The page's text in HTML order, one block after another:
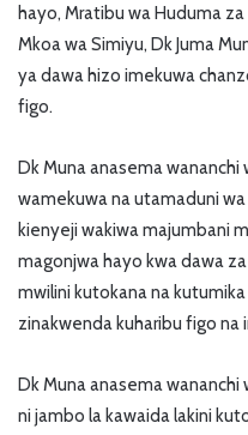
hayo, Mratibu wa Huduma
Mkoa wa Simiyu, Dk Juma
ya dawa hizo imekuwa
figo.
Dk Muna anasema wananchi
wamekuwa na utamaduni
kienyeji wakiwa majumbani
magonjwa hayo kwa dawa
mwilini kutokana na
zinakwenda kuharibu figo na
Dk Muna anasema
ni jambo la kawaida lakini